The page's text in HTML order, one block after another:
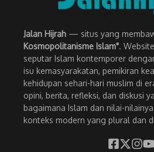
Jalan Hijrah — situs yang
Kosmopolitanisme Islam".
seputar Islam kontemporer
isu kemasyarakatan, pemikiran
kehidupan sehari-hari muslim di
opini, berita, refleksi, dan diskusi
bagaimana Islam dan nilai-
konteks modern yang plural dan